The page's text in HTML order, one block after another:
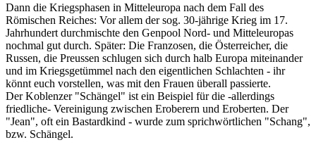
Dann die Kriegsphasen in Mitteleuropa nach dem Fall des
Römischen Reiches: Vor allem der sog. 30-jährige Krieg im 17.
Jahrhundert durchmischte den Genpool Nord- und Mitteleuropas
nochmal gut durch. Später: Die Franzosen, die Österreicher, die
Russen, die Preussen schlugen sich durch halb Europa miteinander
und im Kriegsgetümmel nach den eigentlichen Schlachten - ihr
könnt euch vorstellen, was mit den Frauen überall passierte.
Der Koblenzer "Schängel" ist ein Beispiel für die -allerdings
friedliche- Vereinigung zwischen Eroberern und Eroberten. Der
"Jean", oft ein Bastardkind - wurde zum sprichwörtlichen "Schang",
bzw. Schängel.